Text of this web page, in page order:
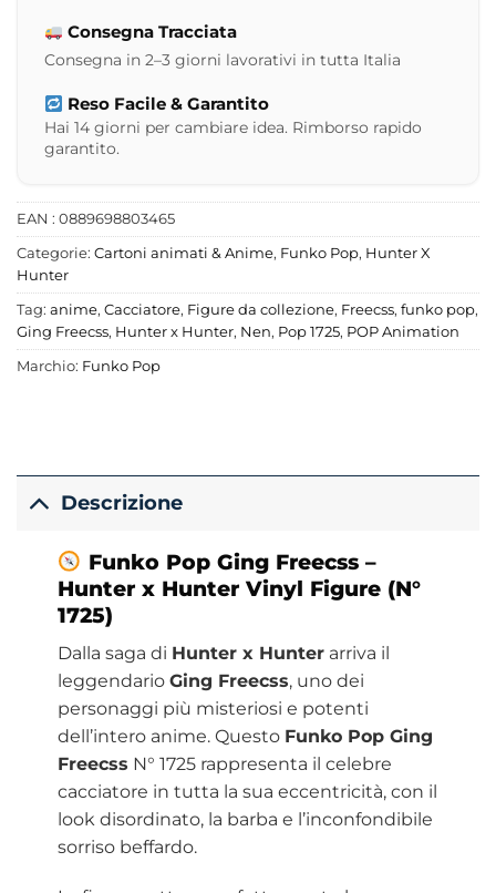
Consegna Tracciata
Consegna in 2–3 giorni lavorativi in tutta Italia
Reso Facile & Garantito
Hai 14 giorni per cambiare idea. Rimborso rapido
garantito.
EAN : 0889698803465
Categorie: Cartoni animati & Anime, Funko Pop, Hunter X
Hunter
Tag: anime, Cacciatore, Figure da collezione, Freecss, funko pop,
Ging Freecss, Hunter x Hunter, Nen, Pop 1725, POP Animation
Marchio: Funko Pop
Descrizione
Funko Pop Ging Freecss –
Hunter x Hunter Vinyl Figure (N°
1725)
Dalla saga di Hunter x Hunterarriva il
leggendario Ging Freecss, uno dei
personaggi più misteriosi e potenti
dell’intero anime. Questo Funko Pop Ging
Freecss N° 1725 rappresenta il celebre
cacciatore in tutta la sua eccentricità, con il
look disordinato, la barba e l’inconfondibile
sorriso beffardo.